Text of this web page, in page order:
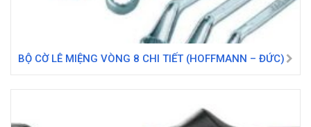
BỘ CỜ LÊ MIỆNG VÒNG 8 CHI TIẾT (HOFFMANN – ĐỨC)